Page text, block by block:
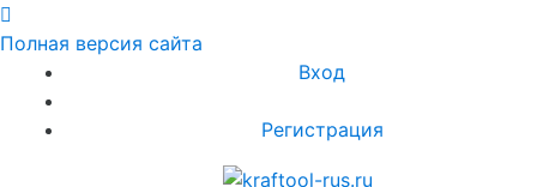
Полная версия сайта
Вход
Регистрация